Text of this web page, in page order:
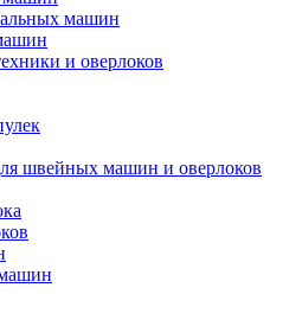
машин
и оверлоков
швейных машин и оверлоков